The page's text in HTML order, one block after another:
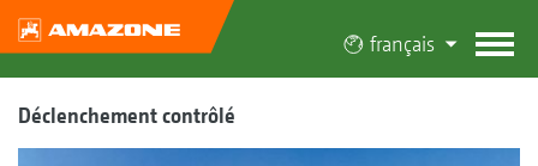
français
Déclenchement contrôlé